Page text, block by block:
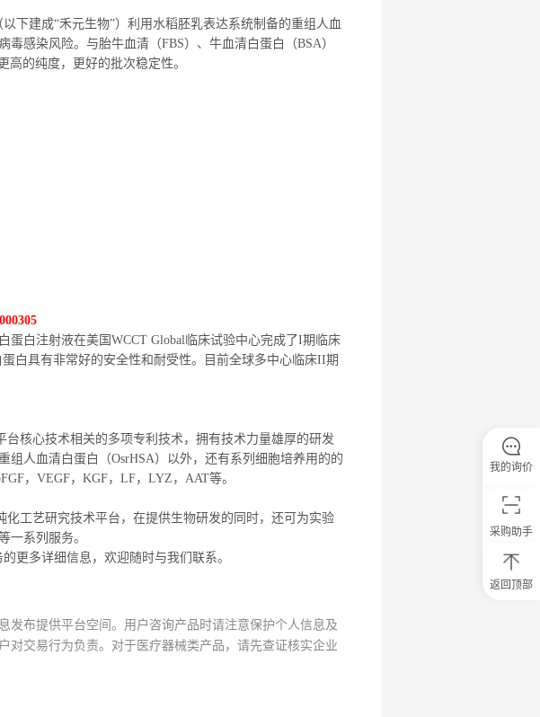
建成“禾元生物”）利用水稻胚乳表达系统制备的重组人血
感染风险。与胎牛血清（FBS）、牛血清白蛋白（BSA）
高的纯度，更好的批次稳定性。
白注射液在美国WCCT Global临床试验中心完成了I期临床
白具有非常好的安全性和耐受性。目前全球多中心临床II期
核心技术相关的多项专利技术，拥有技术力量雄厚的研发
组人血清白蛋白（OsrHSA）以外，还有系列细胞培养用的的
，VEGF，KGF，LF，LYZ，AAT等。
工艺研究技术平台，在提供生物研发的同时，还可为实验
一系列服务。
更多详细信息，欢迎随时与我们联系。
发布提供平台空间。用户咨询产品时请注意保护个人信息及
对交易行为负责。对于医疗器械类产品，请先查证核实企业
采购助手
返回顶部
我的询价